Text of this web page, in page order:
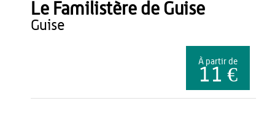
Le Familistère de Guise
guise
À partir de
11 €